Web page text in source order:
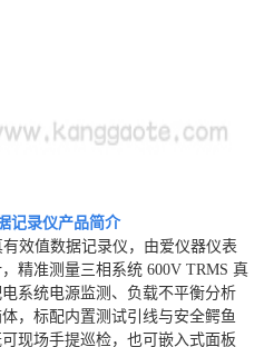
记录仪产品简介
效值数据记录仪，由爱仪器仪表
精准测量三相系统 600V TRMS 真
系统电源监测、负载不平衡分析
，标配内置测试引线与安全鳄鱼
现场手提巡检，也可嵌入式面板